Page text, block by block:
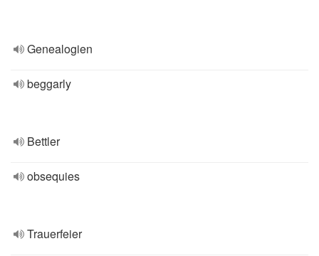
Genealogien
beggarly
Bettler
obsequies
Trauerfeier